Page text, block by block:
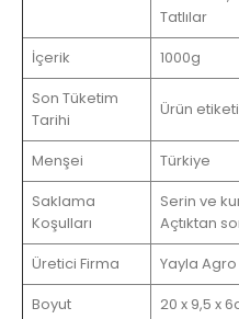
Tatlılar
İçerik
1000g
Son Tüketim
Tarihi
Ürün
Menşei
Türkiye
Saklama
Koşulları
Serin ve
Açtıktan
Üretici Firma
Yayla
Boyut
20 x 9,5 x